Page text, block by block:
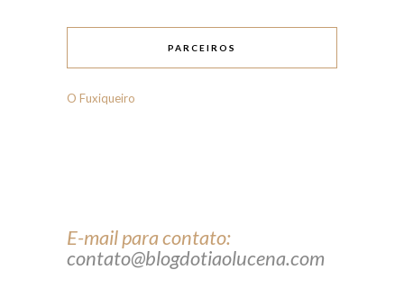
PARCEIROS
O Fuxiqueiro
E-mail para contato:
contato@blogdotiaolucena.com